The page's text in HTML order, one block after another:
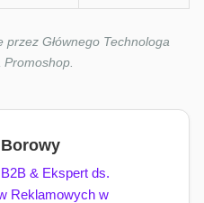
Głównego Technologa
& Ekspert ds.
Reklamowych w